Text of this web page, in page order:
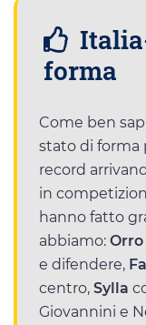
forma
Come ben
stato di forma
record
in
hanno fatto
abbiamo: Orro
e difendere,
centro, Sylla
Giovannini e